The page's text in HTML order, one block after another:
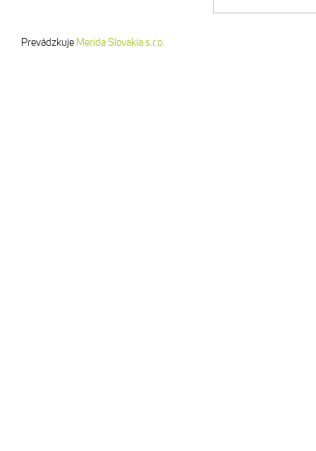
Prevádzkuje Merida Slovakia s.r.o.